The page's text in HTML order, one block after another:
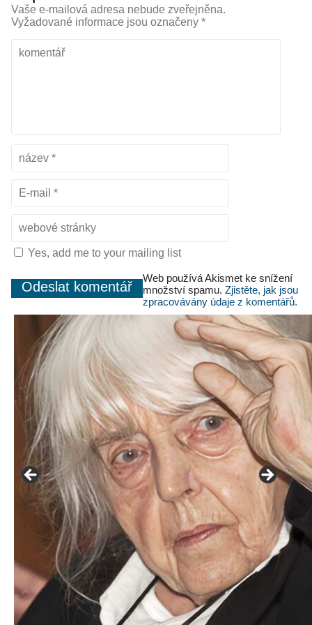
Vaše e-mailová adresa nebude zveřejněna.
Vyžadované informace jsou označeny *
Yes, add me to your mailing list
Web používá Akismet ke snížení
množství spamu. Zjistěte, jak jsou
zpracovávány údaje z komentářů.
František Skála - film Veřejný prostor